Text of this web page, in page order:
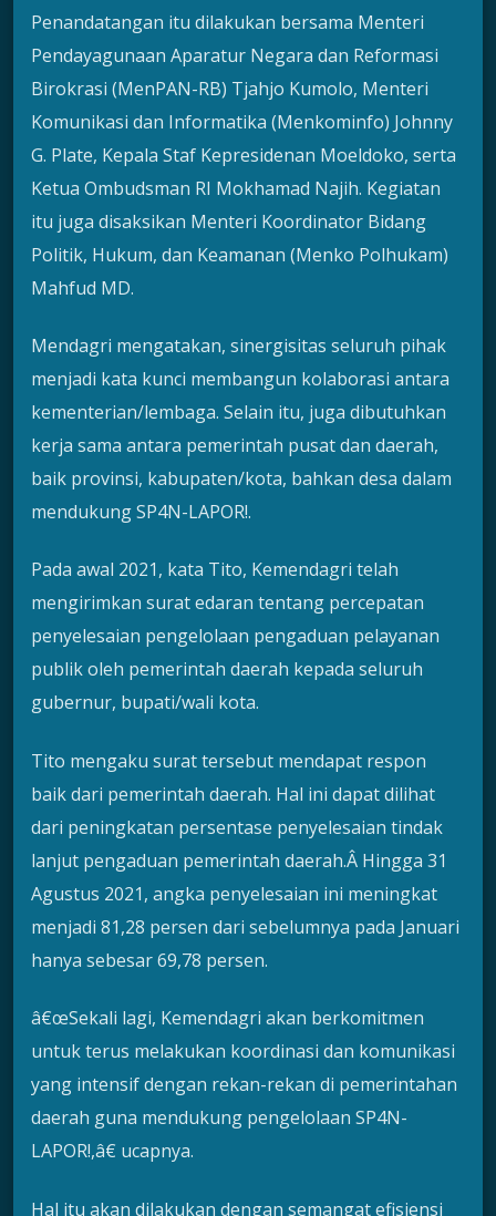
Penandatangan itu dilakukan bersama Menteri
Pendayagunaan Aparatur Negara dan Reformasi
Birokrasi (MenPAN-RB) Tjahjo Kumolo, Menteri
Komunikasi dan Informatika (Menkominfo) Johnny
G. Plate, Kepala Staf Kepresidenan Moeldoko, serta
Ketua Ombudsman RI Mokhamad Najih. Kegiatan
itu juga disaksikan Menteri Koordinator Bidang
Politik, Hukum, dan Keamanan (Menko Polhukam)
Mahfud MD.
Mendagri mengatakan, sinergisitas seluruh pihak
menjadi kata kunci membangun kolaborasi antara
kementerian/lembaga. Selain itu, juga dibutuhkan
kerja sama antara pemerintah pusat dan daerah,
baik provinsi, kabupaten/kota, bahkan desa dalam
mendukung SP4N-LAPOR!.
Pada awal 2021, kata Tito, Kemendagri telah
mengirimkan surat edaran tentang percepatan
penyelesaian pengelolaan pengaduan pelayanan
publik oleh pemerintah daerah kepada seluruh
gubernur, bupati/wali kota.
Tito mengaku surat tersebut mendapat respon
baik dari pemerintah daerah. Hal ini dapat dilihat
dari peningkatan persentase penyelesaian tindak
lanjut pengaduan pemerintah daerah.Â Hingga 31
Agustus 2021, angka penyelesaian ini meningkat
menjadi 81,28 persen dari sebelumnya pada Januari
hanya sebesar 69,78 persen.
â€œSekali lagi, Kemendagri akan berkomitmen
untuk terus melakukan koordinasi dan komunikasi
yang intensif dengan rekan-rekan di pemerintahan
daerah guna mendukung pengelolaan SP4N-
LAPOR!,â€ ucapnya.
Hal itu akan dilakukan dengan semangat efisiensi